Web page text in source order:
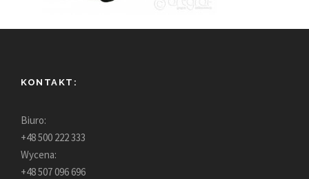
KONTAKT:
Biuro:
+48 500 222 333
Wycena:
+48 507 096 696